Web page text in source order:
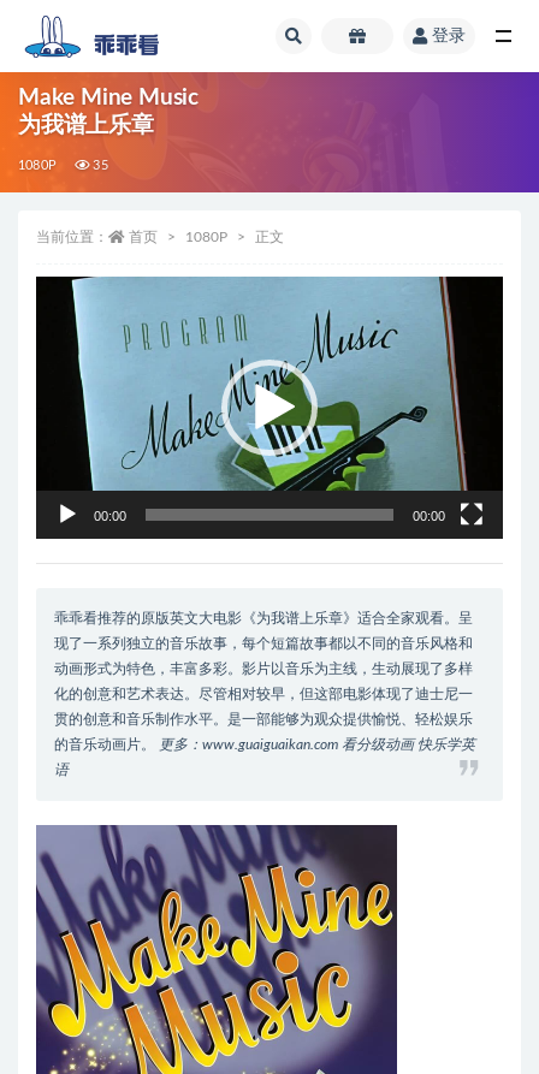
登录
Make Mine Music
为我谱上乐章
1080P 35
当前位置： 首页 1080P 正文
00:00 00:00
乖乖看推荐的原版英文大电影《为我谱上乐章》适合全家观看。呈
现了一系列独立的音乐故事，每个短篇故事都以不同的音乐风格和
动画形式为特色，丰富多彩。影片以音乐为主线，生动展现了多样
化的创意和艺术表达。尽管相对较早，但这部电影体现了迪士尼一
贯的创意和音乐制作水平。是一部能够为观众提供愉悦、轻松娱乐
的音乐动画片。
更多：www.guaiguaikan.com 看分级动画 快乐学英
语